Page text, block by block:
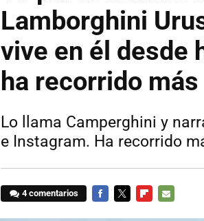
Lamborghini
vive en él desde
ha recorrido
Lo llama Camperghini y
e Instagram. Ha recorrido
4 comentarios